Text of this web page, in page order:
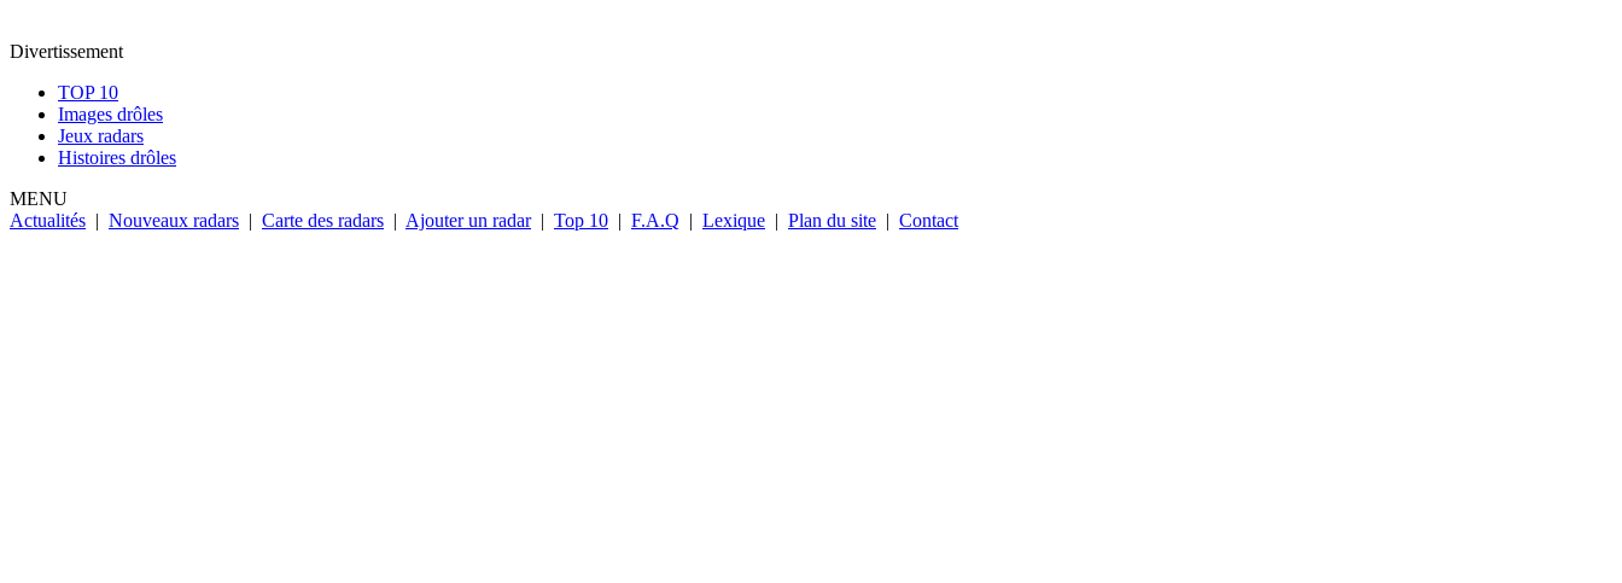
Divertissement
TOP 10
Images drôles
Jeux radars
Histoires drôles
MENU
Actualités | Nouveaux radars | Carte des radars | Ajouter un radar | Top 10 | F.A.Q | Lexique | Plan du site | Contact